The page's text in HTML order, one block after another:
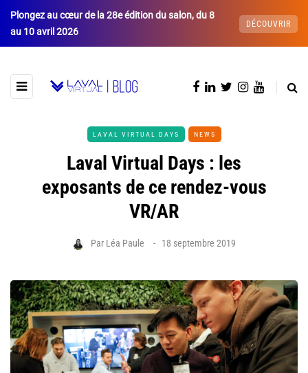
Plongez au cœur de la 28e édition du salon, du 8
au 10 avril 2026
DÉCOUVRIR
LAVAL VIRTUAL DAYS NEWS
Laval Virtual Days : les
exposants de ce rendez-vous
VR/AR
Par Léa Paule 18 septembre 2019